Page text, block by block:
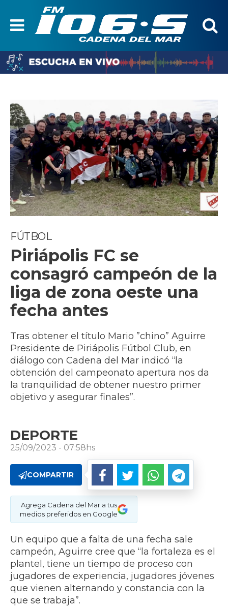
FÚTBOL
Piriápolis FC se
consagró campeón de la
liga de zona oeste una
fecha antes
Tras obtener el título Mario ”chino” Aguirre
Presidente de Piriápolis Fútbol Club, en
diálogo con Cadena del Mar indicó “la
obtención del campeonato apertura nos da
la tranquilidad de obtener nuestro primer
objetivo y asegurar finales”.
DEPORTE
25/09/2023 - 07:58hs
COMPARTIR
Agrega Cadena del Mar a tus
medios preferidos en Google
Un equipo que a falta de una fecha sale
campeón, Aguirre cree que “la fortaleza es el
plantel, tiene un tiempo de proceso con
jugadores de experiencia, jugadores jóvenes
que vienen alternando y constancia con la
que se trabaja”.